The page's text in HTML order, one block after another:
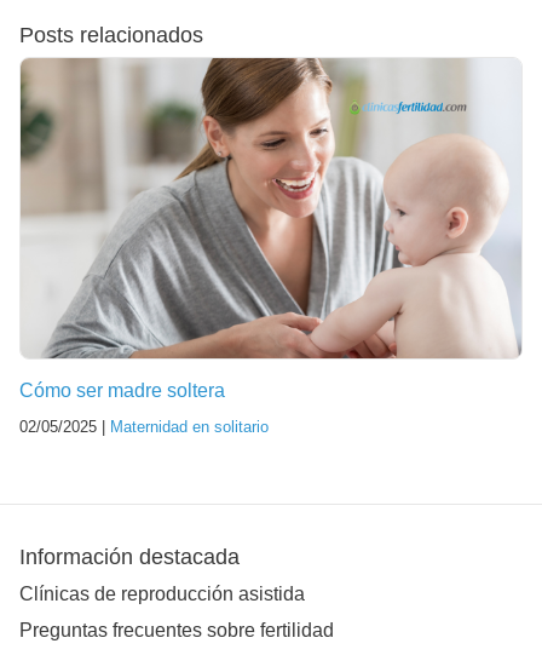
Posts relacionados
Cómo ser madre soltera
02/05/2025 | Maternidad en solitario
Información destacada
Clínicas de reproducción asistida
Preguntas frecuentes sobre fertilidad